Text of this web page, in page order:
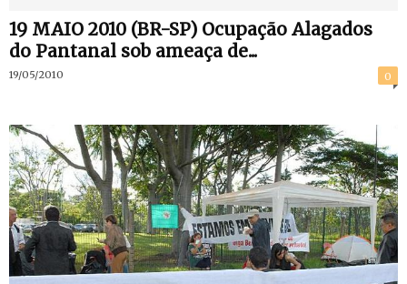
19 MAIO 2010 (BR-SP) Ocupação Alagados
do Pantanal sob ameaça de...
19/05/2010 0